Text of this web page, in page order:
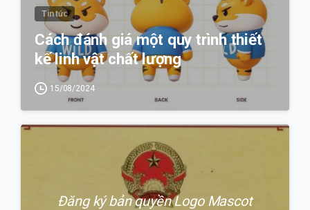
Tin tức
Cách đánh giá một quy trình thiết
kế linh vật chất lượng
15/08/2024
Đăng ký bản quyền Logo Mascot